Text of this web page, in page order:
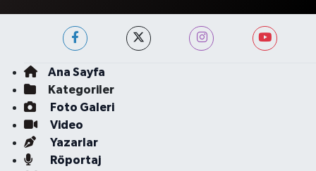
Ana Sayfa
Kategoriler
Foto Galeri
Video
Yazarlar
Röportaj